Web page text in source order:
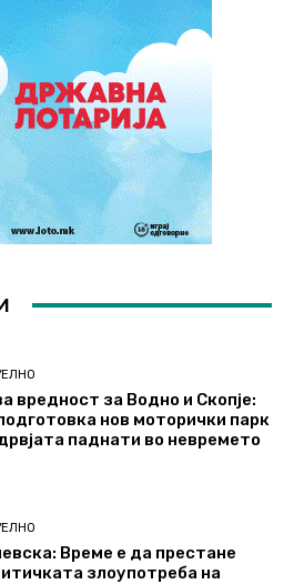
вредност за Водно и Скопје:
нов моторички парк
паднати во невремето
Време е да престане
злоупотреба на